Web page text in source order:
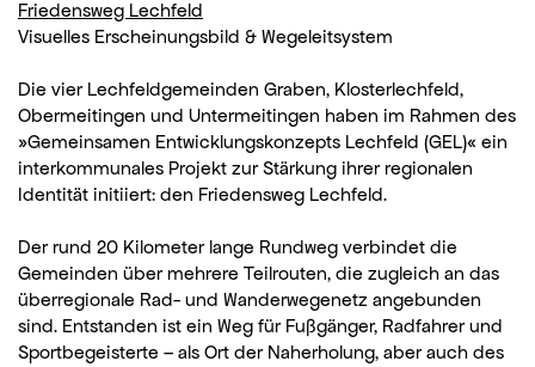
Friedensweg Lechfeld
Visuelles Erscheinungsbild & Wegeleitsystem
Die vier Lechfeldgemeinden Graben, Klosterlechfeld,
Obermeitingen und Untermeitingen haben im Rahmen des
»Gemeinsamen Entwicklungskonzepts Lechfeld (GEL)« ein
interkommunales Projekt zur Stärkung ihrer regionalen
Identität initiiert: den Friedensweg Lechfeld.
Der rund 20 Kilometer lange Rundweg verbindet die
Gemeinden über mehrere Teilrouten, die zugleich an das
überregionale Rad- und Wanderwegenetz angebunden
sind. Entstanden ist ein Weg für Fußgänger, Radfahrer und
Sportbegeisterte – als Ort der Naherholung, aber auch des